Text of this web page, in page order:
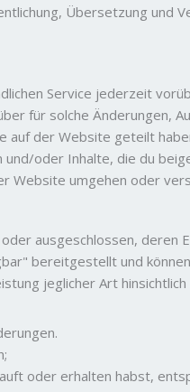
Übersetzung und
Service jederzeit
für solche Änderungen,
der Website geteilt
oder Inhalte, die du
Website umgehen oder
ausgeschlossen, deren
bereitgestellt und
jeglicher Art
oder erhalten habst,